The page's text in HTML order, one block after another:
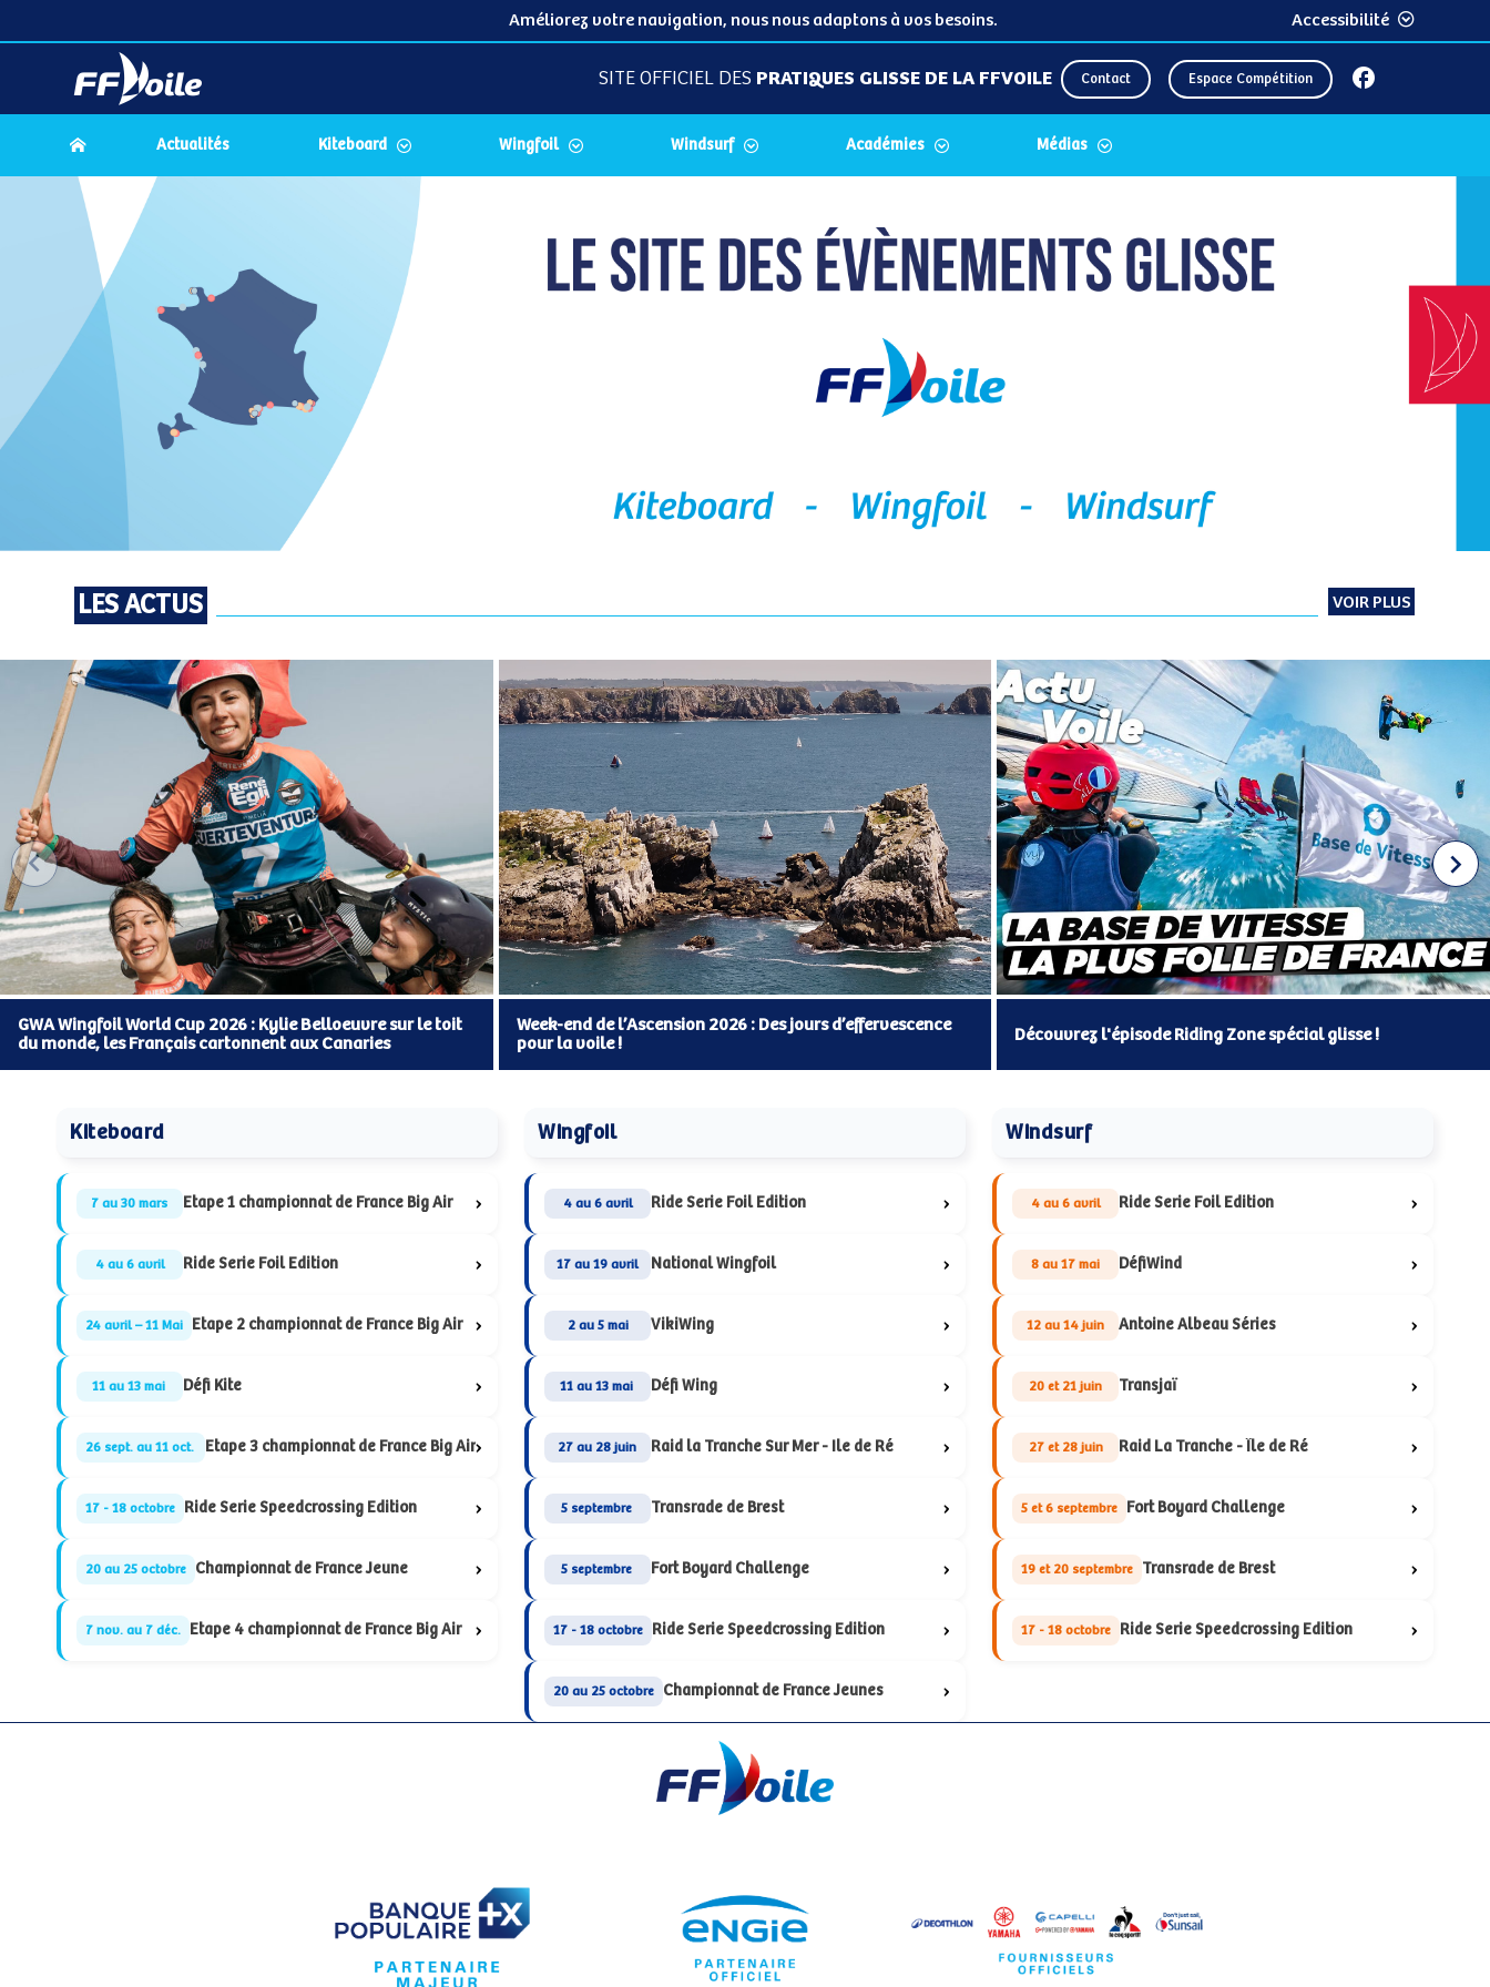
Améliorez votre navigation, nous nous adaptons à vos besoins. Accessibilité
SITE OFFICIEL DES PRATIQUES GLISSE DE LA FFVOILE Contact Espace Compétition
Actualités Kiteboard Wingfoil Windsurf Académies Médias
LES ACTUS VOIR PLUS
GWA Wingfoil World Cup 2026 : Kylie Belloeuvre sur le toit
du monde, les Français cartonnent aux Canaries
Week-end de l’Ascension 2026 : Des jours d’effervescence
pour la voile !
Découvrez l'épisode Riding Zone spécial glisse !
Kiteboard
7 au 30 mars Etape 1 championnat de France Big Air ›
4 au 6 avril Ride Serie Foil Edition ›
24 avril – 11 Mai Etape 2 championnat de France Big Air ›
11 au 13 mai Défi Kite ›
26 sept. au 11 oct. Etape 3 championnat de France Big Air›
17 - 18 octobre Ride Serie Speedcrossing Edition ›
20 au 25 octobre Championnat de France Jeune ›
7 nov. au 7 déc. Etape 4 championnat de France Big Air ›
Wingfoil
4 au 6 avril Ride Serie Foil Edition ›
17 au 19 avril National Wingfoil ›
2 au 5 mai VikiWing ›
11 au 13 mai Défi Wing ›
27 au 28 juin Raid la Tranche Sur Mer - Ile de Ré ›
5 septembre Transrade de Brest ›
5 septembre Fort Boyard Challenge ›
17 - 18 octobre Ride Serie Speedcrossing Edition ›
20 au 25 octobre Championnat de France Jeunes ›
Windsurf
4 au 6 avril Ride Serie Foil Edition ›
8 au 17 mai DéfiWind ›
12 au 14 juin Antoine Albeau Séries ›
20 et 21 juin Transjaï ›
27 et 28 juin Raid La Tranche - Île de Ré ›
5 et 6 septembre Fort Boyard Challenge ›
19 et 20 septembre Transrade de Brest ›
17 - 18 octobre Ride Serie Speedcrossing Edition ›